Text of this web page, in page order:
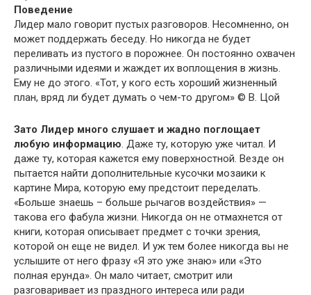
Поведение
Лидер мало говорит пустых разговоров. Несомненно, он
может поддержать беседу. Но никогда не будет
переливать из пустого в порожнее. Он постоянно охвачен
различными идеями и жаждет их воплощения в жизнь.
Ему не до этого. «Тот, у кого есть хороший жизненный
план, вряд ли будет думать о чем-то другом» © В. Цой
Зато Лидер много слушает и жадно поглощает
любую информацию . Даже ту, которую уже читал. И
даже ту, которая кажется ему поверхностной. Везде он
пытается найти дополнительные кусочки мозаики к
картине Мира, которую ему предстоит переделать.
«Больше знаешь – больше рычагов воздействия» —
такова его фабула жизни. Никогда он не отмахнется от
книги, которая описывает предмет с точки зрения,
которой он еще не видел. И уж тем более никогда вы не
услышите от него фразу «Я это уже знаю» или «Это
полная ерунда». Он мало читает, смотрит или
разговаривает из праздного интереса или ради